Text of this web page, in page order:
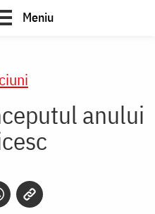
Meniu
anului